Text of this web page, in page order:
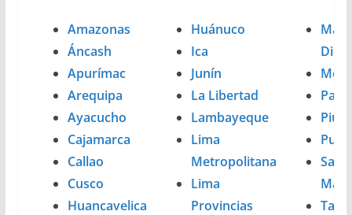
Amazonas
Áncash
Apurímac
Arequipa
Ayacucho
Cajamarca
Callao
Cusco
Huancavelica
Huánuco
Ica
Junín
La Libertad
Lambayeque
Lima
Metropolitana
Lima
Provincias
Dios
Piura
Puno
San